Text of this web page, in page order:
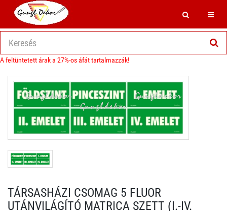
Search
A feltüntetett árak a 27%-os áfát tartalmazzák!
TÁRSASHÁZI CSOMAG 5 FLUOR
UTÁNVILÁGÍTÓ MATRICA SZETT (I.-IV.